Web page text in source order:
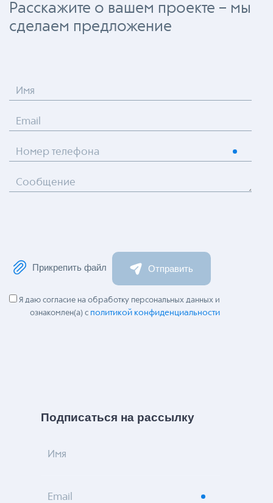
Расскажите о вашем проекте – мы
сделаем предложение
Имя
Email
Номер телефона
Сообщение
Прикрепить файл Отправить
Я даю согласие на обработку персональных данных и
ознакомлен(а) с политикой конфиденциальности
Подписаться на рассылку
Имя
Email